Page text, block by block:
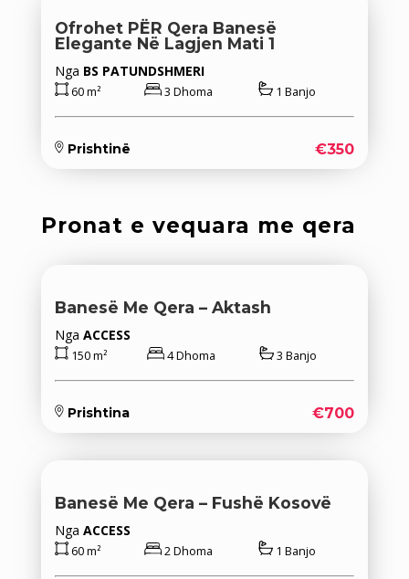
Ofrohet PËR ‪‎qera Banesë
Elegante Në Lagjen Mati 1
Nga BS PATUNDSHMERI
60 m² 3 Dhoma 1 Banjo
Prishtinë €350
Pronat e vequara me qera
Banesë Me Qera – Aktash
Nga ACCESS
150 m² 4 Dhoma 3 Banjo
Prishtina €700
Banesë Me Qera – Fushë Kosovë
Nga ACCESS
60 m² 2 Dhoma 1 Banjo